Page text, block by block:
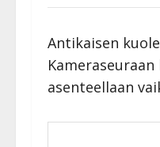
Antikaisen
asenteellaan